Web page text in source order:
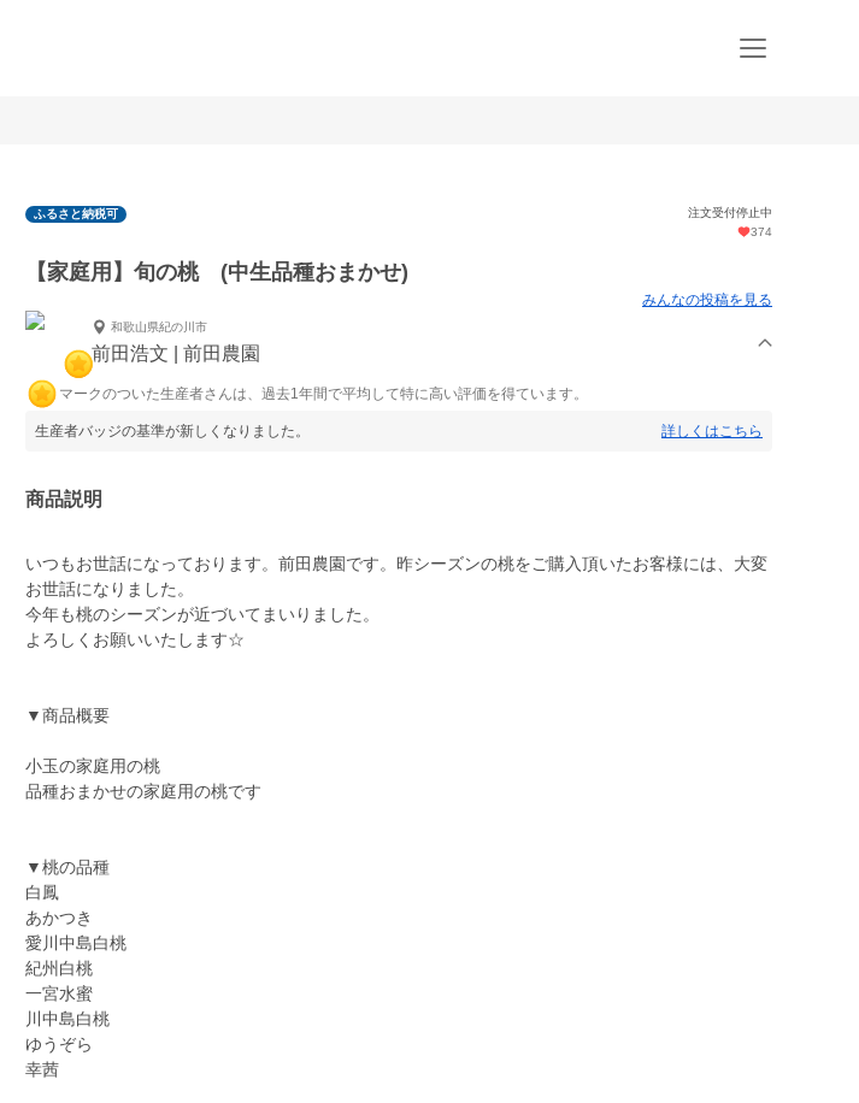
ふるさと納税可
注文受付停止中
374
【家庭用】旬の桃 (中生品種おまかせ)
みんなの投稿を見る
和歌山県紀の川市
前田浩文 | 前田農園
マークのついた生産者さんは、過去1年間で平均して特に高い評価を得ています。
生産者バッジの基準が新しくなりました。 詳しくはこちら
商品説明
いつもお世話になっております。前田農園です。昨シーズンの桃をご購入頂いたお客様には、大変
お世話になりました。
今年も桃のシーズンが近づいてまいりました。
よろしくお願いいたします☆
▼商品概要
小玉の家庭用の桃
品種おまかせの家庭用の桃です
▼桃の品種
白鳳
あかつき
愛川中島白桃
紀州白桃
一宮水蜜
川中島白桃
ゆうぞら
幸茜